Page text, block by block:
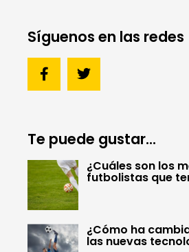
Síguenos en las redes
Te puede gustar...
¿Cuáles son los
futbolistas que
¿Cómo ha
las nuevas